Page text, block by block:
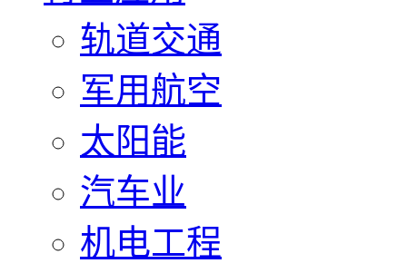
轨道交通
军用航空
太阳能
汽车业
机电工程